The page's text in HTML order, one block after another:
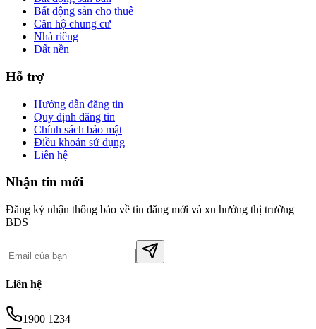
Bất động sản cho thuê
Căn hộ chung cư
Nhà riêng
Đất nền
Hỗ trợ
Hướng dẫn đăng tin
Quy định đăng tin
Chính sách bảo mật
Điều khoản sử dụng
Liên hệ
Nhận tin mới
Đăng ký nhận thông báo về tin đăng mới và xu hướng thị trường
BĐS
Liên hệ
1900 1234